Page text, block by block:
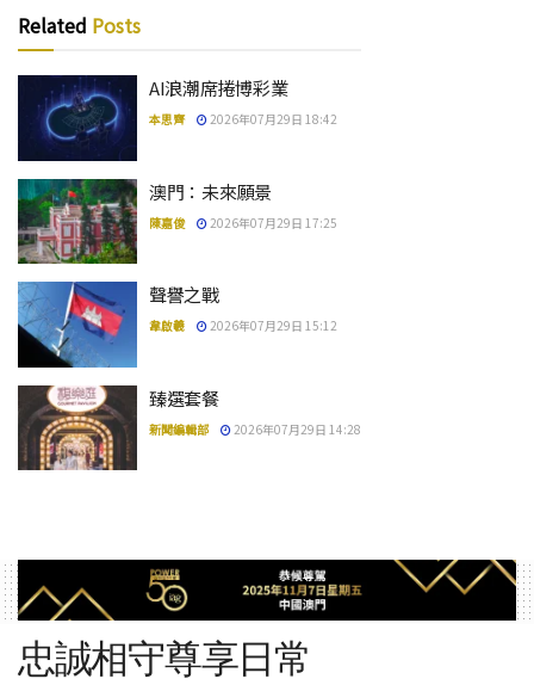
Related Posts
AI浪潮席捲博彩業
本思齊 2026年07月29日 18:42
澳門：未來願景
陳嘉俊 2026年07月29日 17:25
聲譽之戰
韋啟羲 2026年07月29日 15:12
臻選套餐
新聞編輯部 2026年07月29日 14:28
忠誠相守尊享日常